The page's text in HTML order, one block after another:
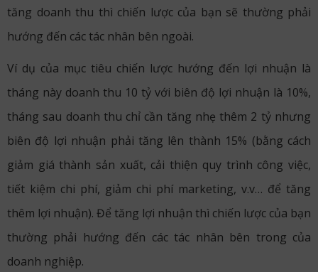
tăng doanh thu thì chiến lược của bạn sẽ thường phải
hướng đến các tác nhân bên ngoài.
Ví dụ của mục tiêu chiến lược hướng đến lợi nhuận là
tháng này doanh thu 10 tỷ với biên độ lợi nhuận là 10%,
tháng sau doanh thu chỉ cần tăng nhẹ thêm 2 tỷ nhưng
biên độ lợi nhuận phải tăng lên thành 15% (bằng cách
giảm giá thành sản xuất, cải thiện quy trình công việc,
tiết kiệm chi phí, giảm chi phí marketing, v.v… để tăng
thêm lợi nhuận). Để tăng lợi nhuận thì chiến lược của bạn
thường phải hướng đến các tác nhân bên trong của
doanh nghiệp.